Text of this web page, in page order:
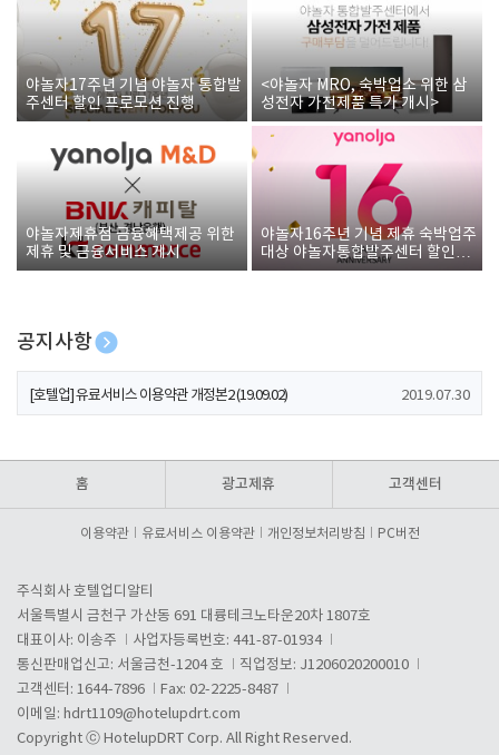
야놀자17주년 기념 야놀자 통합발
주센터 할인 프로모션 진행
<야놀자 MRO, 숙박업소 위한 삼
성전자 가전제품 특가 개시>
야놀자제휴점 금융혜택제공 위한
제휴 및 금융서비스 게시
야놀자16주년 기념 제휴 숙박업주
대상 야놀자통합발주센터 할인쿠
폰 증정
공지사항
[호텔업] 개인정보 처리방침 개정본1 (19.09.02)
[호텔업] 유료서비스 이용약관 개정본2 (19.09.02) 2019.07.30
홈 광고제휴 고객센터
이용약관 유료서비스 이용약관 개인정보처리방침 PC버전
주식회사 호텔업디알티
서울특별시 금천구 가산동 691 대륭테크노타운20차 1807호
대표이사: 이송주
사업자등록번호: 441-87-01934
통신판매업신고: 서울금천-1204 호
직업정보: J1206020200010
고객센터: 1644-7896
Fax: 02-2225-8487
이메일: hdrt1109@hotelupdrt.com
Copyright ⓒ HotelupDRT Corp. All Right Reserved.